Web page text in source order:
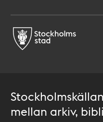
mellan arkiv,